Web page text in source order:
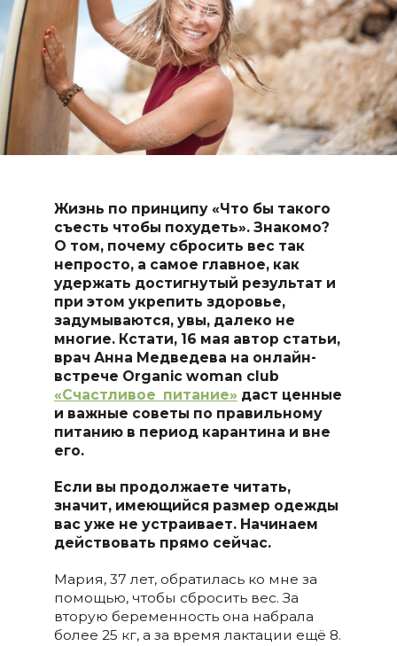
Жизнь по принципу «Что бы такого
съесть чтобы похудеть». Знакомо?
О том, почему сбросить вес так
непросто, а самое главное, как
удержать достигнутый результат и
при этом укрепить здоровье,
задумываются, увы, далеко не
многие. Кстати, 16 мая автор статьи,
врач Анна Медведева на онлайн-
встрече Organic woman club
«Счастливое питание» даст ценные
и важные советы по правильному
питанию в период карантина и вне
его.
Если вы продолжаете читать,
значит, имеющийся размер одежды
вас уже не устраивает. Начинаем
действовать прямо сейчас.
Мария, 37 лет, обратилась ко мне за
помощью, чтобы сбросить вес. За
вторую беременность она набрала
более 25 кг, а за время лактации ещё 8.